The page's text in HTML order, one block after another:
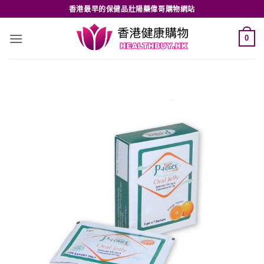
to
content
香港最早的保健品壯陽藥偉哥購物網站
0